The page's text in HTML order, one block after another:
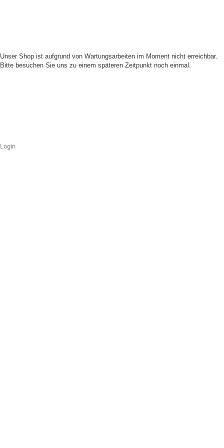
Unser Shop ist aufgrund von Wartungsarbeiten im Moment nicht erreichbar.
Bitte besuchen Sie uns zu einem späteren Zeitpunkt noch einmal.
Login